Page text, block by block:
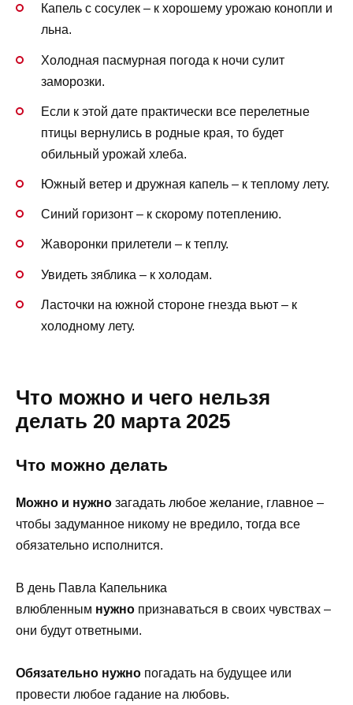
Капель с сосулек – к хорошему урожаю конопли и
льна.
Холодная пасмурная погода к ночи сулит
заморозки.
Если к этой дате практически все перелетные
птицы вернулись в родные края, то будет
обильный урожай хлеба.
Южный ветер и дружная капель – к теплому лету.
Синий горизонт – к скорому потеплению.
Жаворонки прилетели – к теплу.
Увидеть зяблика – к холодам.
Ласточки на южной стороне гнезда вьют – к
холодному лету.
Что можно и чего нельзя
делать 20 марта 2025
Что можно делать
Можно и нужно загадать любое желание, главное –
чтобы задуманное никому не вредило, тогда все
обязательно исполнится.
В день Павла Капельника
влюбленным нужно признаваться в своих чувствах –
они будут ответными.
Обязательно нужно погадать на будущее или
провести любое гадание на любовь.